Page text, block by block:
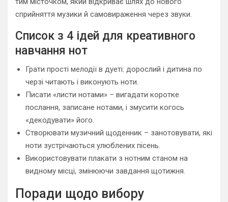
сприйняття музики й самовираження через звуки.
Список з 4 ідей для креативного
навчання нот
Грати прості мелодії в дуеті: дорослий і дитина по
черзі читають і виконують ноти.
Писати «листи нотами» – вигадати коротке
послання, записане нотами, і змусити когось
«декодувати» його.
Створювати музичний щоденник – занотовувати, які
ноти зустрічаються улюблених пісень.
Використовувати плакати з нотним станом на
видному місці, змінюючи завдання щотижня.
Поради щодо вибору